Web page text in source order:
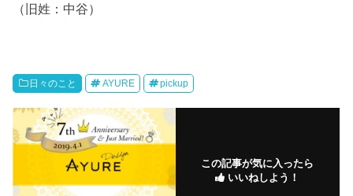
（旧姓：中谷）
日々のこと AYURE pickup
この記事が気に入ったら
いいねしよう！